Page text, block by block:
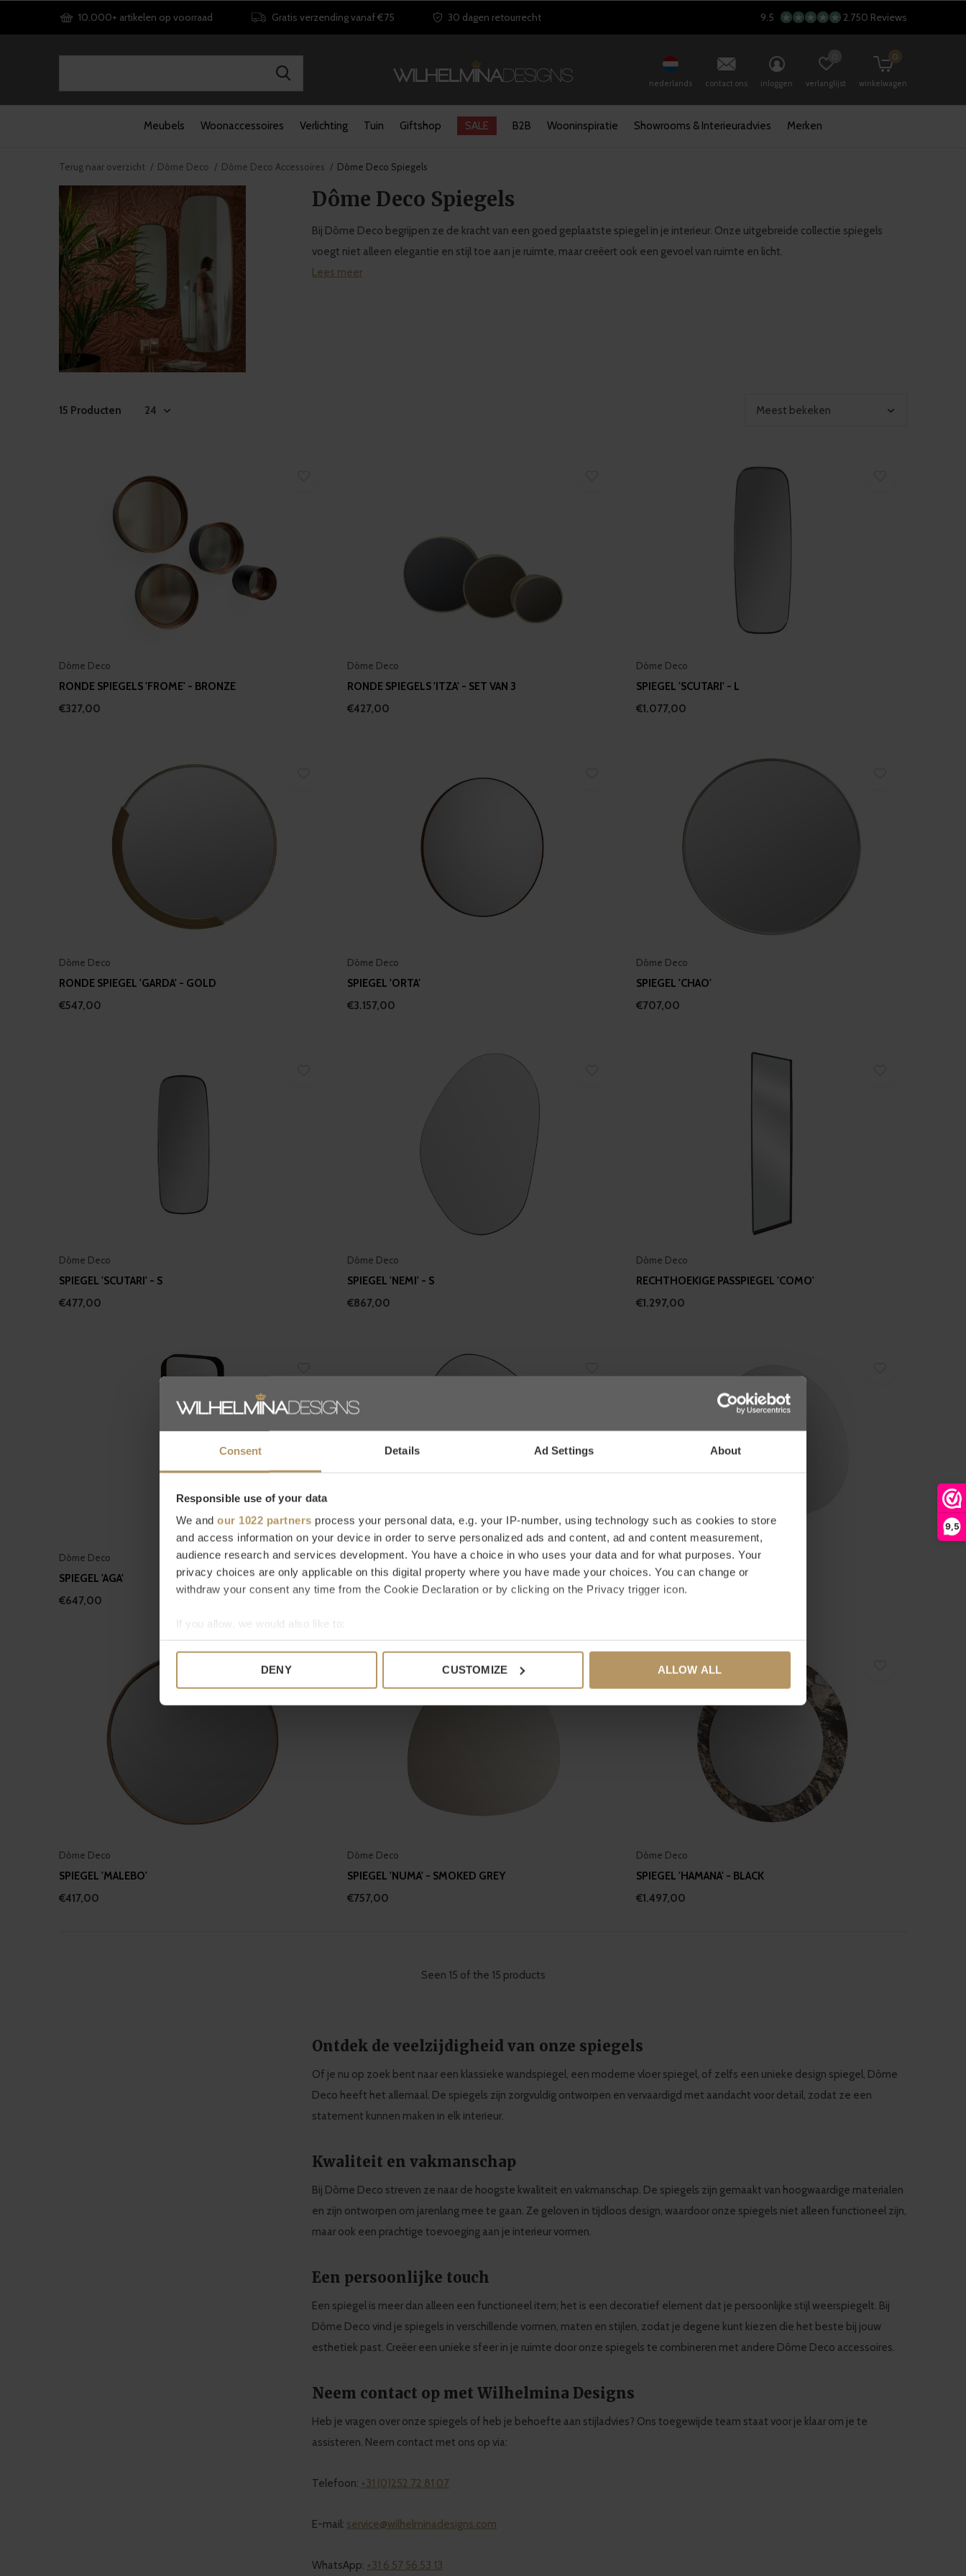
Consent Details Ad Settings About
Responsible use of your data
We and our 1022 partners process your personal data, e.g. your IP-number, using technology such as cookies to store
and access information on your device in order to serve personalized ads and content, ad and content measurement,
audience research and services development. You have a choice in who uses your data and for what purposes. Your
privacy choices are only applicable on this digital property where you have made your choices. You can change or
withdraw your consent any time from the Cookie Declaration or by clicking on the Privacy trigger icon.
If you allow, we would also like to:
Collect information about your geographical location which can be accurate to within several meters
We use cookies to personalise content and ads, to provide social media features and to analyse our traffic. We also share
information about your use of our site with our social media, advertising and analytics partners who may combine it with
other information that you’ve provided to them or that they’ve collected from your use of their services.
DENY CUSTOMIZE ALLOW ALL
9,5
Meubels Woonaccessoires Verlichting Tuin Giftshop SALE B2B Wooninspiratie Showrooms & Interieuradvies Merken
nederlands contact ons inloggen verlanglijst winkelwagen
0
10.000+ artikelen op voorraad Gratis verzending vanaf €75 30 dagen retourrecht 9.5 2.750 Reviews
Terug naar overzicht Dôme Deco Dôme Deco Accessoires Dôme Deco Spiegels
Dôme Deco Spiegels
Bij Dôme Deco begrijpen ze de kracht van een goed geplaatste spiegel in je interieur. Onze uitgebreide collectie spiegels
voegt niet alleen elegantie en stijl toe aan je ruimte, maar creëert ook een gevoel van ruimte en licht.
Lees meer
15 Producten
Dôme Deco
RONDE SPIEGELS 'FROME' - BRONZE
€327,00
Dôme Deco
RONDE SPIEGELS 'ITZA' - SET VAN 3
€427,00
Dôme Deco
SPIEGEL 'SCUTARI' - L
€1.077,00
Dôme Deco
RONDE SPIEGEL 'GARDA' - GOLD
€547,00
Dôme Deco
SPIEGEL 'ORTA'
€3.157,00
Dôme Deco
SPIEGEL 'CHAO'
€707,00
Dôme Deco
SPIEGEL 'SCUTARI' - S
€477,00
Dôme Deco
SPIEGEL 'NEMI' - S
€867,00
Dôme Deco
RECHTHOEKIGE PASSPIEGEL 'COMO'
€1.297,00
Dôme Deco
SPIEGEL 'AGA'
€647,00
Dôme Deco
SPIEGEL 'NEMI' - M
Dôme Deco
SPIEGEL 'NUMA'
Dôme Deco
SPIEGEL 'MALEBO'
€417,00
Dôme Deco
SPIEGEL 'NUMA' - SMOKED GREY
€757,00
Dôme Deco
SPIEGEL 'HAMANA' - BLACK
€1.497,00
Seen 15 of the 15 products
Ontdek de veelzijdigheid van onze spiegels
Of je nu op zoek bent naar een klassieke wandspiegel, een moderne vloer spiegel, of zelfs een unieke design spiegel, Dôme
Deco heeft het allemaal. De spiegels zijn zorgvuldig ontworpen en vervaardigd met aandacht voor detail, zodat ze een
statement kunnen maken in elk interieur.
Kwaliteit en vakmanschap
Bij Dôme Deco streven ze naar de hoogste kwaliteit en vakmanschap. De spiegels zijn gemaakt van hoogwaardige materialen
en zijn ontworpen om jarenlang mee te gaan. Ze geloven in tijdloos design, waardoor onze spiegels niet alleen functioneel zijn,
maar ook een prachtige toevoeging aan je interieur vormen.
Een persoonlijke touch
Een spiegel is meer dan alleen een functioneel item; het is een decoratief element dat je persoonlijke stijl weerspiegelt. Bij
Dôme Deco vind je spiegels in verschillende vormen, maten en stijlen, zodat je degene kunt kiezen die het beste bij jouw
esthetiek past. Creëer een unieke sfeer in je ruimte door onze spiegels te combineren met andere Dôme Deco accessoires.
Neem contact op met Wilhelmina Designs
Heb je vragen over onze spiegels of heb je behoefte aan stijladvies? Ons toegewijde team staat voor je klaar om je te
assisteren. Neem contact met ons op via:
Telefoon: +31 (0)252 72 81 07
E-mail: service@wilhelminadesigns.com
WhatsApp: +31 6 57 56 53 13